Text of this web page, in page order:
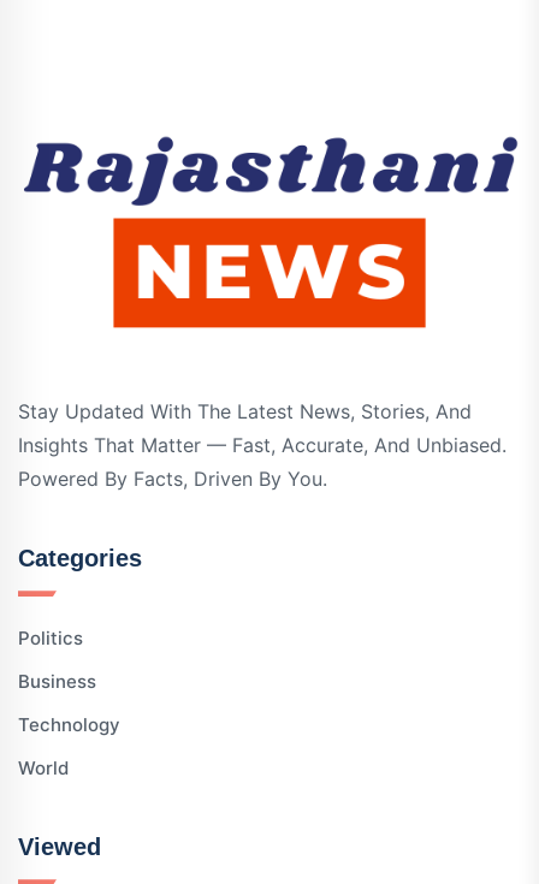
Stay Updated With The Latest News, Stories, And
Insights That Matter — Fast, Accurate, And Unbiased.
Powered By Facts, Driven By You.
Categories
Politics
Business
Technology
World
Viewed